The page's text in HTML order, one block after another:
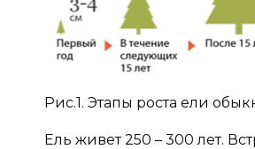
Рис.1. Этапы роста ели
Ель живет 250 – 300 лет.